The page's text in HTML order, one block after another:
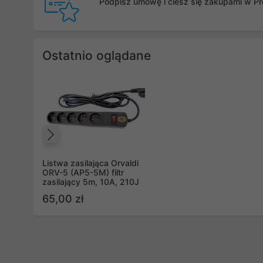
Ostatnio oglądane
Listwa zasilająca Orvaldi
ORV-5 (AP5-5M) filtr
zasilający 5m, 10A, 210J
65,00 zł